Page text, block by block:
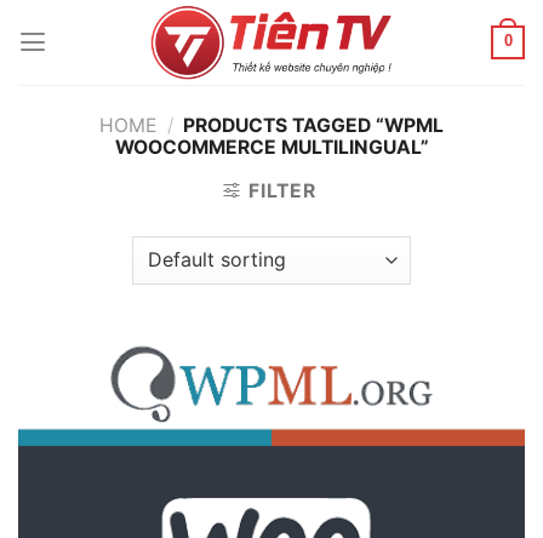
đến
0
HOME / PRODUCTS TAGGED “WPML
WOOCOMMERCE MULTILINGUAL”
FILTER